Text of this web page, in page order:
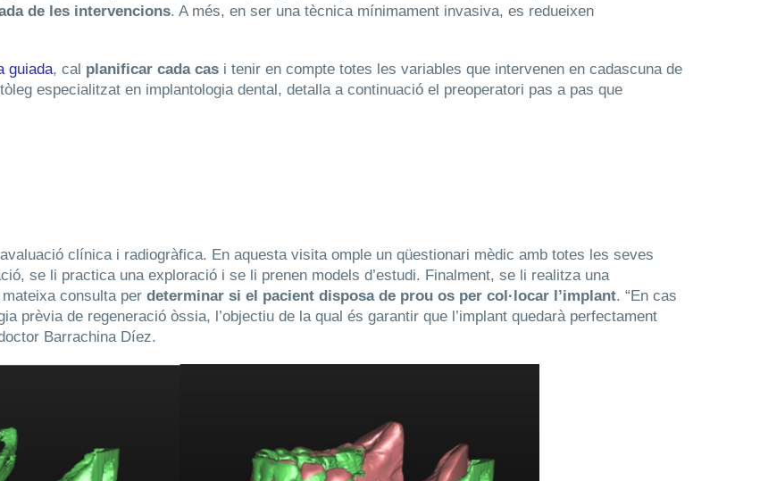
de les intervencions. A més, en ser una tècnica mínimament invasiva, es redueixen
guiada, cal planificar cada cas i tenir en compte totes les variables que intervenen en cadascuna de
especialitzat en implantologia dental, detalla a continuació el preoperatori pas a pas que
clínica i radiogràfica. En aquesta visita omple un qüestionari mèdic amb totes les seves
se li practica una exploració i se li prenen models d’estudi. Finalment, se li realitza una
consulta per determinar si el pacient disposa de prou os per col·locar l’implant. “En cas
prèvia de regeneració òssia, l’objectiu de la qual és garantir que l’implant quedarà perfectament
Barrachina Díez.